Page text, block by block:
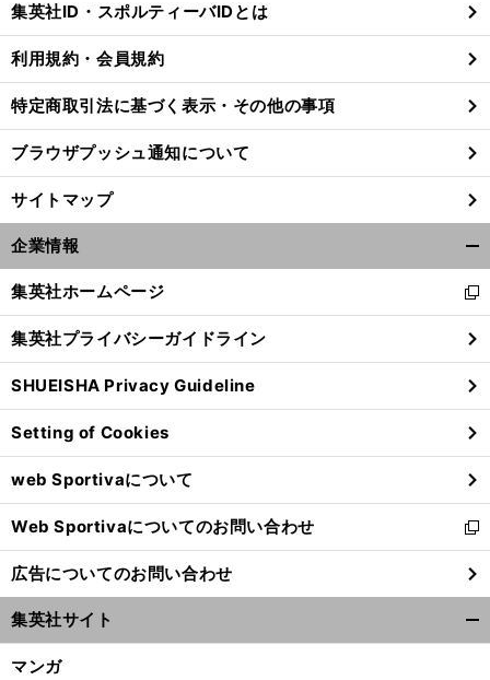
る
集英社ID・スポルティーバIDとは
利用規約・会員規約
特定商取引法に基づく表示・その他の事項
ブラウザプッシュ通知について
サイトマップ
企業情報
閉
る
集英社ホームページ
新
し
い
ウ
ィ
ン
ド
ウ
で
開
く
集英社プライバシーガイドライン
SHUEISHA Privacy Guideline
Setting of Cookies
web Sportivaについて
Web Sportivaについてのお問い合わせ
新
し
い
ウ
ィ
ン
広告についてのお問い合わせ
集英社サイト
マンガ